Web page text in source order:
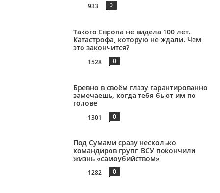
933 0
Такого Европа не видела 100 лет.
Катастрофа, которую не ждали. Чем
это закончится?
1528 0
Бревно в своём глазу гарантированно
замечаешь, когда тебя бьют им по
голове
1301 0
Под Сумами сразу несколько
командиров групп ВСУ покончили
жизнь «самоубийством»
1282 0